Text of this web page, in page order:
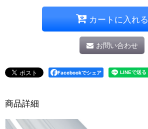
カートに入れる
お問い合わせ
Facebookでシェア
商品詳細